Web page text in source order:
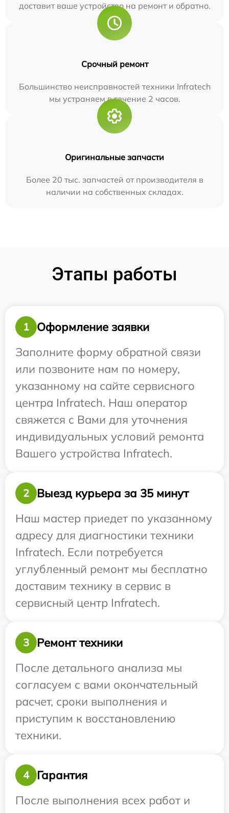
доставит ваше устройство на ремонт и обратно.
Срочный ремонт
Большинство неисправностей техники Infratech
мы устраняем в течение 2 часов.
Оригинальные запчасти
Более 20 тыс. запчастей от производителя в
наличии на собственных складах.
Этапы работы
1
Оформление заявки
Заполните форму обратной связи
или позвоните нам по номеру,
указанному на сайте сервисного
центра Infratech. Наш оператор
свяжется с Вами для уточнения
индивидуальных условий ремонта
Вашего устройства Infratech.
2
Выезд курьера за 35 минут
Наш мастер приедет по указанному
адресу для диагностики техники
Infratech. Если потребуется
углубленный ремонт мы бесплатно
доставим технику в сервис в
сервисный центр Infratech.
3
Ремонт техники
После детального анализа мы
согласуем с вами окончательный
расчет, сроки выполнения и
приступим к восстановлению
техники.
4
Гарантия
После выполнения всех работ и